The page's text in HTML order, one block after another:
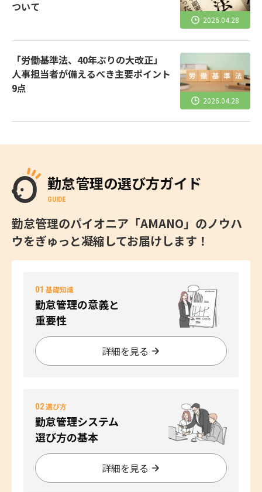
ついて
2026.04.28
「労働基準法、40年ぶりの大改正」
人事担当者が備えるべき主要ポイント
9点
2026.04.28
勤怠管理の選び方ガイド
GUIDE
勤怠管理のパイオニア「AMANO」のノウハ
ウをぎゅっと凝縮してお届けします！
01 基礎知識
勤怠管理の意義と
重要性
詳細を見る
02選び方
勤怠管理システム
選び方の基本
詳細を見る